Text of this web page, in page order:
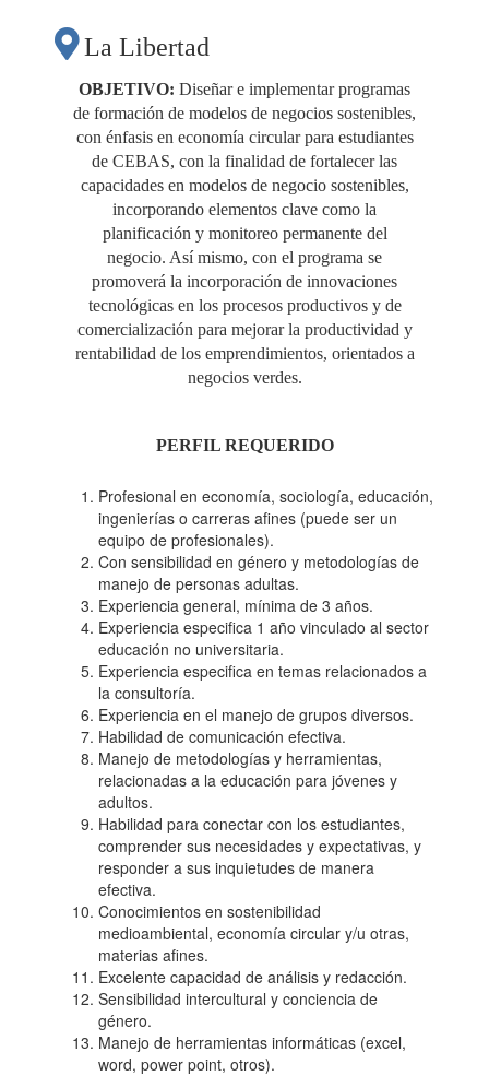
NEGOCIOS
SOSTENIBLES CON
ÉNFASIS EN
ECONOMÍA
CIRCULAR PARA
CEBAS"
La Libertad
OBJETIVO: Diseñar e implementar programas
de formación de modelos de negocios sostenibles,
con énfasis en economía circular para estudiantes
de CEBAS, con la finalidad de fortalecer las
capacidades en modelos de negocio sostenibles,
incorporando elementos clave como la
planificación y monitoreo permanente del
negocio. Así mismo, con el programa se
promoverá la incorporación de innovaciones
tecnológicas en los procesos productivos y de
comercialización para mejorar la productividad y
rentabilidad de los emprendimientos, orientados a
negocios verdes.
PERFIL REQUERIDO
Profesional en economía, sociología, educación,
ingenierías o carreras afines (puede ser un
equipo de profesionales).
Con sensibilidad en género y metodologías de
manejo de personas adultas.
Experiencia general, mínima de 3 años.
Experiencia especifica 1 año vinculado al sector
educación no universitaria.
Experiencia especifica en temas relacionados a
la consultoría.
Experiencia en el manejo de grupos diversos.
Habilidad de comunicación efectiva.
Manejo de metodologías y herramientas,
relacionadas a la educación para jóvenes y
adultos.
Habilidad para conectar con los estudiantes,
comprender sus necesidades y expectativas, y
responder a sus inquietudes de manera
efectiva.
Conocimientos en sostenibilidad
medioambiental, economía circular y/u otras,
materias afines.
Excelente capacidad de análisis y redacción.
Sensibilidad intercultural y conciencia de
género.
Manejo de herramientas informáticas (excel,
word, power point, otros).